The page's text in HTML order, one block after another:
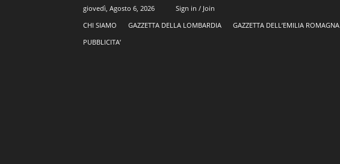
giovedì, Agosto 6, 2026
Sign in / Join
CHI SIAMO
GAZZETTA DELLA LOMBARDIA GAZZETTA DELL’EMILIA ROMAGNA
PUBBLICITA’